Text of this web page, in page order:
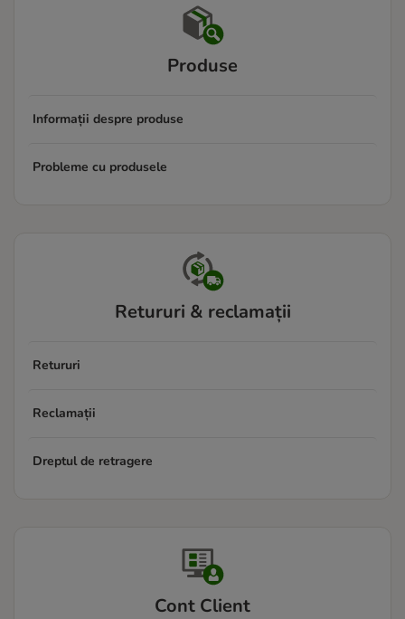
Produse
Informații despre produse
Probleme cu produsele
Retururi & reclamații
Retururi
Reclamații
Dreptul de retragere
Cont Client